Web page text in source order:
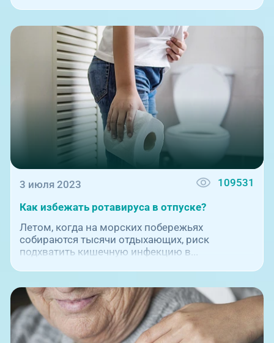
3 июля 2023 109531
Как избежать ротавируса в отпуске?
Летом, когда на морских побережьях
собираются тысячи отдыхающих, риск
подхватить кишечную инфекцию в...